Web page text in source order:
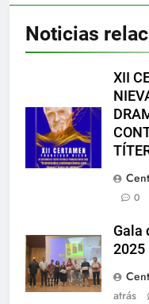
Noticias
XII
0
Gala
2025
atrás